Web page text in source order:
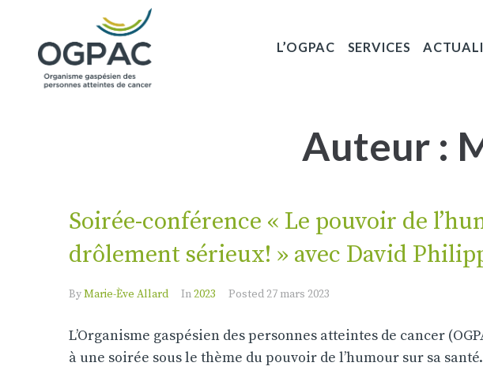
L’OGPAC SERVICES
Auteur :
Soirée-conférence « Le pouvoir de
drôlement sérieux! » avec David
ByMarie-Ève Allard In2023 Posted27 mars 2023
L’Organisme gaspésien des personnes atteintes de cancer
à une soirée sous le thème du pouvoir de l’humour sur sa